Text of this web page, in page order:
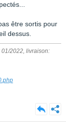
être sortis pour
dessus.
2022, livraison: